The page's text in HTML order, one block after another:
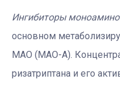
Ингибиторы
основном
МАО (MAO-A).
ризатриптана и его